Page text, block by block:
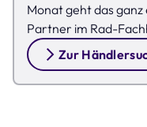
Monat geht das
Partner im Rad-
Zur